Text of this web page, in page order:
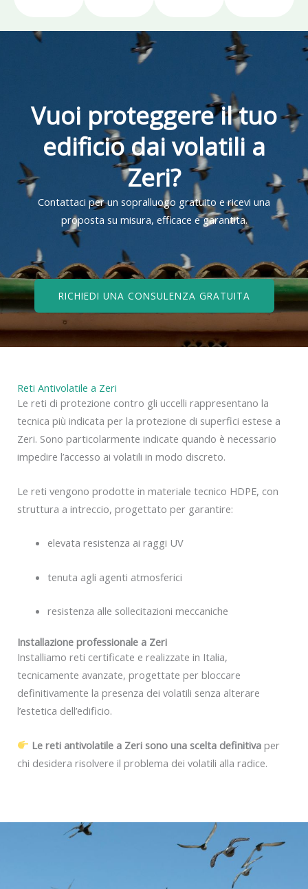
Vuoi proteggere il tuo
edificio dai volatili a
Zeri?
Contattaci per un sopralluogo gratuito e ricevi una
proposta su misura, efficace e garantita.
RICHIEDI UNA CONSULENZA GRATUITA
Reti Antivolatile a Zeri
Le reti di protezione contro gli uccelli rappresentano la
tecnica più indicata per la protezione di superfici estese a
Zeri. Sono particolarmente indicate quando è necessario
impedire l’accesso ai volatili in modo discreto.
Le reti vengono prodotte in materiale tecnico HDPE, con
struttura a intreccio, progettato per garantire:
elevata resistenza ai raggi UV
tenuta agli agenti atmosferici
resistenza alle sollecitazioni meccaniche
Installazione professionale a Zeri
Installiamo reti certificate e realizzate in Italia,
tecnicamente avanzate, progettate per bloccare
definitivamente la presenza dei volatili senza alterare
l’estetica dell’edificio.
Le reti antivolatile a Zeri sono una scelta definitivaper
chi desidera risolvere il problema dei volatili alla radice.